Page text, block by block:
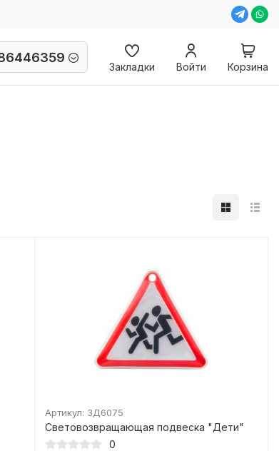
Закладки Войти Корзина
Артикул: ЗД6075
Световозвращающая подвеска "Дети"
0